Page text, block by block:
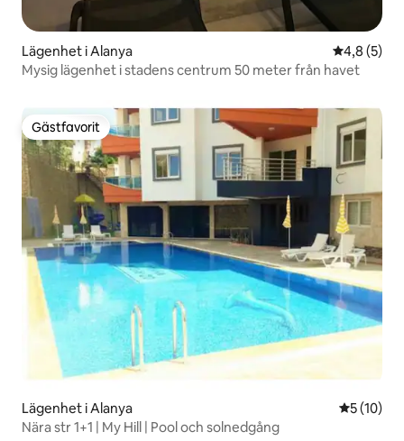
Lägenhet i Alanya 4,8 av 5 i
4,8 (5)
Mysig lägenhet i stadens centrum 50 meter från havet
Gästfavorit
Gästfavorit
Lägenhet i Alanya 5 av 5 i
5 (10)
Nära str 1+1 | My Hill | Pool och solnedgång